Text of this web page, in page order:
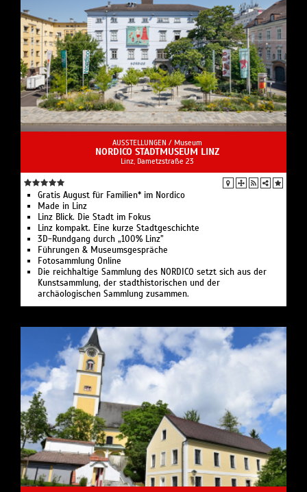
AUSSTELLUNGEN / Museum
NORDICO STADTMUSEUM LINZ
Linz, Dametzstraße 23
Gratis August für Familien* im Nordico
Made in Linz
Linz Blick. Die Stadt im Fokus
Linz kompakt. Eine kurze Stadtgeschichte
3D-Rund­gang durch ​„100% Linz”
Führungen & Museumsgespräche
Fotosammlung Online
Die reichhaltige Sammlung des NORDICO setzt sich aus der
Kunstsammlung, der stadthistorischen und der
archäologischen Sammlung zusammen.